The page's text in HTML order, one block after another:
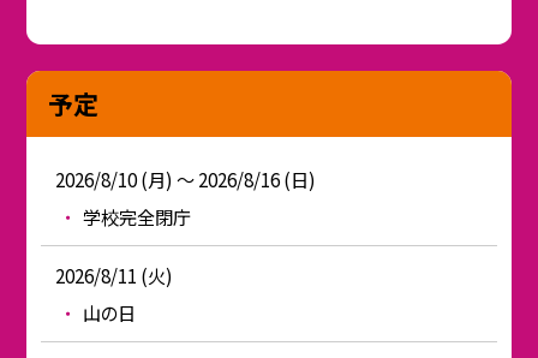
予定
2026/8/10 (月) ～ 2026/8/16 (日)
学校完全閉庁
2026/8/11 (火)
山の日